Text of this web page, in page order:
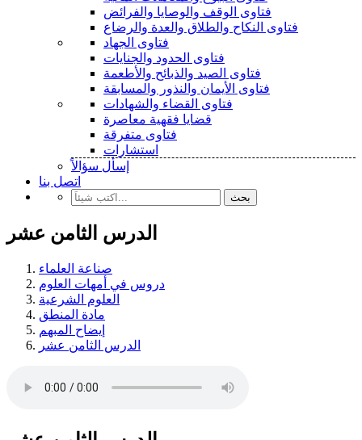
فتاوى الوقف والوصايا والفرائض
فتاوى النكاح والطلاق والعدة والرضاع
فتاوى الجهاد
فتاوى الحدود والجنايات
فتاوى الصيد والذبائح والأطعمة
فتاوى الأيمان والنذور والمسابقة
فتاوى القضاء والشهادات
قضايا فقهية معاصرة
فتاوى متفرقة
استشارات
إسأل سؤالاً
اتصل بنا
بحث
الدرس الثامن عشر
صناعة العلماء
دروس في أمهات العلوم
العلوم الشرعية
مادة المنطق
إيضاح المبهم
الدرس الثامن عشر